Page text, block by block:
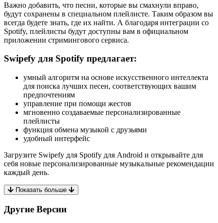
Важно добавить, что песни, которые вы смахнули вправо,
будут сохранены в специальном плейлисте. Таким образом вы
всегда будете знать, где их найти. А благодаря интеграции со
Spotify, плейлисты будут доступны вам в официальном
приложении стримингового сервиса.
Swipefy для Spotify предлагает:
умный алгоритм на основе искусственного интеллекта
для поиска лучших песен, соответствующих вашим
предпочтениям
управление при помощи жестов
мгновенно создаваемые персонализированные
плейлисты
функция обмена музыкой с друзьями
удобный интерфейс
Загрузите Swipefy для Spotify для Android и открывайте для
себя новые персонализированные музыкальные рекомендации
каждый день.
Показать больше
Другие Версии